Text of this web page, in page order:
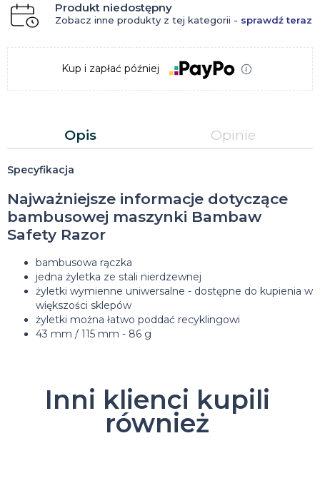
Produkt niedostępny
Zobacz inne produkty z tej kategorii - sprawdź teraz
Kup i zapłać później
Opis Opinie
Specyfikacja
Najważniejsze informacje dotyczące
bambusowej maszynki Bambaw
Safety Razor
bambusowa rączka
jedna żyletka ze stali nierdzewnej
żyletki wymienne uniwersalne - dostępne do kupienia w
większości sklepów
żyletki można łatwo poddać recyklingowi
43 mm / 115 mm - 86 g
Inni klienci kupili
również